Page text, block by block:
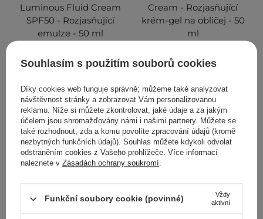
Luminous Fluid Cream
SPF50 - Rozjasňující
emulze - 50 ml
1 140,00 Kč
PŘIDAT DO KOŠÍKU
Cream - Rozjasňující
krém-gel na obličej - 50
ml
1 140,00 Kč
PŘIDAT DO KOŠÍKU
Souhlasím s použitím souborů cookies
Díky cookies web funguje správně; můžeme také analyzovat
návštěvnost stránky a zobrazovat Vám personalizovanou
reklamu. Níže si můžete zkontrolovat, jaké údaje a za jakým
účelem jsou shromažďovány námi i našimi partnery. Můžete se
také rozhodnout, zda a komu povolíte zpracování údajů (kromě
nezbytných funkčních údajů). Souhlas můžete kdykoli odvolat
odstraněním cookies z Vašeho prohlížeče. Více informací
naleznete v Zásadách ochrany soukromí.
Funkční soubory cookie (povinné)
Vždy
aktivní